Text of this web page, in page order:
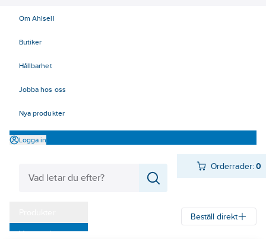
Om Ahlsell
Butiker
Hållbarhet
Jobba hos oss
Nya produkter
Logga in
Orderrader:0
Varumärken
Beställ direkt